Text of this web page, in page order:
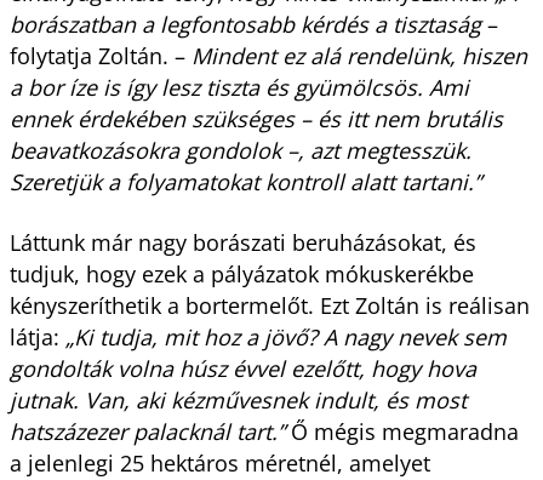
borászatban a legfontosabb kérdés a tisztaság–
folytatja Zoltán. – Mindent ez alá rendelünk, hiszen
a bor íze is így lesz tiszta és gyümölcsös. Ami
ennek érdekében szükséges – és itt nem brutális
beavatkozásokra gondolok –, azt megtesszük.
Szeretjük a folyamatokat kontroll alatt tartani.”
Láttunk már nagy borászati beruházásokat, és
tudjuk, hogy ezek a pályázatok mókuskerékbe
kényszeríthetik a bortermelőt. Ezt Zoltán is reálisan
látja: „Ki tudja, mit hoz a jövő? A nagy nevek sem
gondolták volna húsz évvel ezelőtt, hogy hova
jutnak. Van, aki kézművesnek indult, és most
hatszázezer palacknál tart.”Ő mégis megmaradna
a jelenlegi 25 hektáros méretnél, amelyet